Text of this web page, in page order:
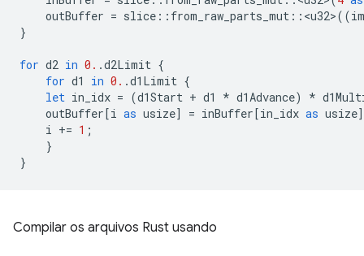
outBuffer = slice :: from_raw_parts_mut :: <u32>((
}
for d2 in 0. .d2Limit {
for d1 in 0. .d1Limit {
let in_idx = (d1Start + d1 * d1Advance) *
outBuffer[i as usize] = inBuffer[in_idx as usize
i += 1 ;
}
}
Compilar os arquivos Rust usando